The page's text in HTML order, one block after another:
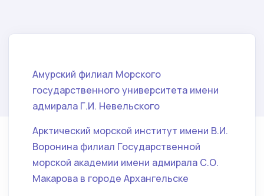
Амурский филиал Морского
государственного университета имени
адмирала Г.И. Невельского
Арктический морской институт имени В.И.
Воронина филиал Государственной
морской академии имени адмирала С.О.
Макарова в городе Архангельске